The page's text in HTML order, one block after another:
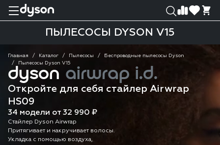
ПЫЛЕСОСЫ DYSON V15
Главная Каталог Пылесосы
Беспроводные пылесосы Dyson
Пылесосы Dyson V15
dyson airwrap i.d.
Откройте для себя стайлер Airwrap
HS09
34 модели от 32 990 ₽
Стайлер Dyson Airwrap
Притягивает и накручивает волосы.
Укладка с помощью воздуха,